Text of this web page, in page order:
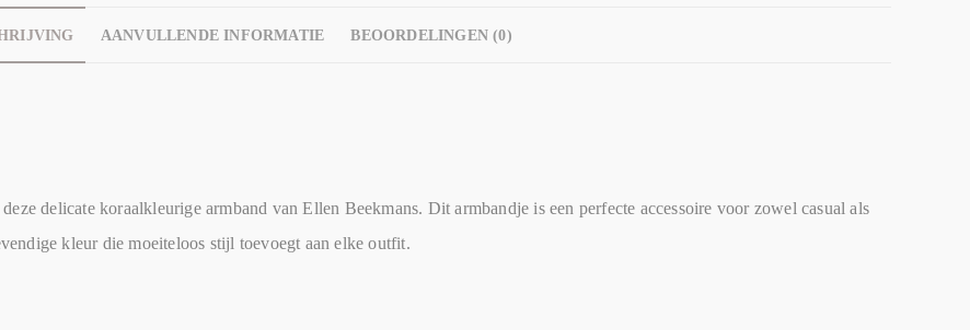
AANVULLENDE INFORMATIE BEOORDELINGEN (0)
delicate koraalkleurige armband van Ellen Beekmans. Dit armbandje is een perfecte accessoire voor zowel casual als
kleur die moeiteloos stijl toevoegt aan elke outfit.